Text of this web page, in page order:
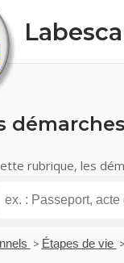
rubrique, les
> Étapes de vie >